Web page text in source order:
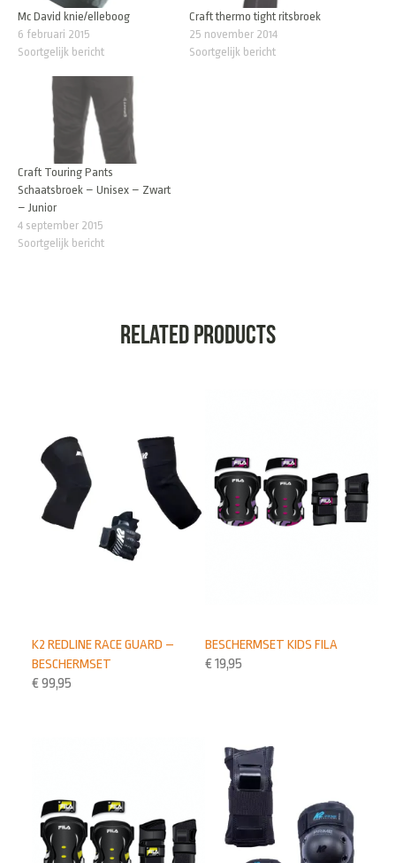
Mc David knie/elleboog
6 februari 2015
Soortgelijk bericht
Craft thermo tight ritsbroek
25 november 2014
Soortgelijk bericht
Craft Touring Pants
Schaatsbroek – Unisex – Zwart
– Junior
4 september 2015
Soortgelijk bericht
Related products
BESCHERMSET KIDS FILA
€ 19,95
K2 REDLINE RACE GUARD –
BESCHERMSET
€ 99,95